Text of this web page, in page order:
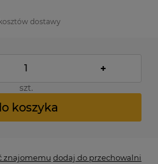
dostawy
+
szt.
koszyka
znajomemu dodaj do przechowalni